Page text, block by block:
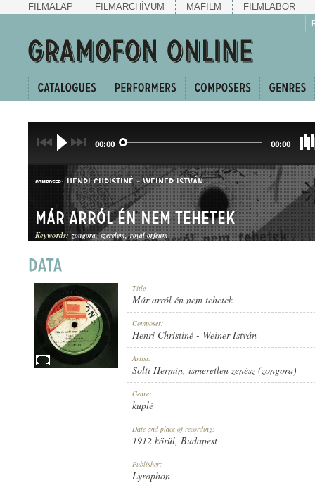
FILMALAP FILMARCHÍVUM MAFILM FILMLABOR
00:00 00:00
COMPOSER: HENRI CHRISTINÉ-WEINER ISTVÁN
KUPLÉ
Már arról én nem tehetek
Keywords: zongora szerelem royal orfeum
Title
Már arról én nem tehetek
Composer:
Henri Christiné - Weiner István
Artist:
Solti Hermin, ismeretlen zenész (zongora)
Genre:
kuplé
Date and place of recording:
1912 körül, Budapest
Publisher:
Lyrophon